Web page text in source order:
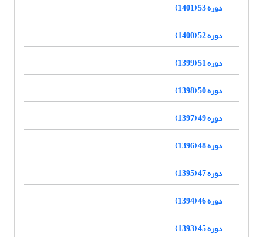
دوره 53 (1401)
دوره 52 (1400)
دوره 51 (1399)
دوره 50 (1398)
دوره 49 (1397)
دوره 48 (1396)
دوره 47 (1395)
دوره 46 (1394)
دوره 45 (1393)